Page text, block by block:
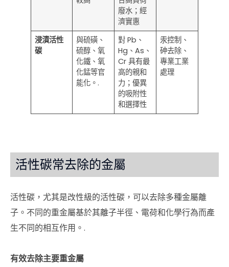
廢水；經
濟實惠
浸漬活性
碳
與硫磺、
硫醇、氧
化鐵、氧
化錳等官
能化。.
對 Pb、
Hg、As、
Cr 具有最
高的親和
力；優異
的吸附性
和選擇性
汞控制、
砷去除、
專業工業
處理
活性碳常去除的金屬
活性碳，尤其是改性級的活性碳，可以去除多種金屬離
子。不同的重金屬基於其離子半徑、電荷和化學行為而產
生不同的相互作用。.
有效去除主要重金屬